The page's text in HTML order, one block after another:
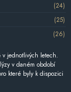
(24)
(25)
(26)
jednotlivých letech.
v daném období
které byly k dispozici